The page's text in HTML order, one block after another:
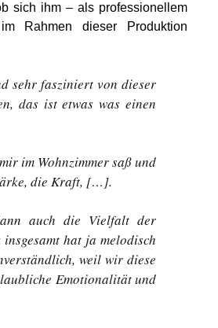
sich ihm – als professionellem
Rahmen dieser Produktion
sehr fasziniert von dieser
das ist etwas was einen
im Wohnzimmer saß und
die Kraft, […].
auch die Vielfalt der
hat ja melodisch
weil wir diese
Emotionalität und